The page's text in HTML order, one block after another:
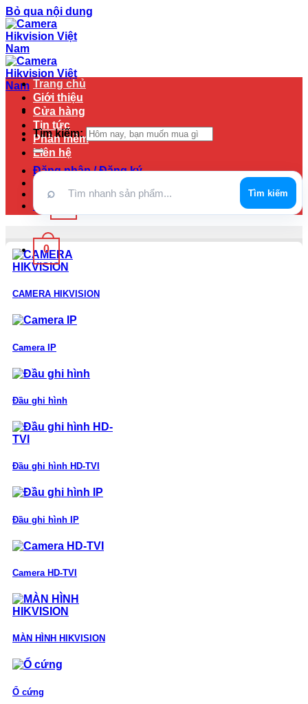
Bỏ qua nội dung
Tìm kiếm:
Đăng nhập / Đăng ký
0
0
Trang chủ
Giới thiệu
Cửa hàng
Tin tức
Phần mềm
Liên hệ
⌕ Tìm kiếm
CAMERA HIKVISION
Camera IP
Đầu ghi hình
Đầu ghi hình HD-TVI
Đầu ghi hình IP
Camera HD-TVI
MÀN HÌNH HIKVISION
Ổ cứng